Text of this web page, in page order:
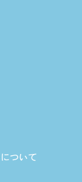
ついて